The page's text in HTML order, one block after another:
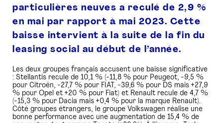
particulières neuves a reculé de 2,9 %
en mai par rapport à mai 2023. Cette
baisse intervient à la suite de la fin du
leasing social au début de l’année.
Les deux groupes français accusent une baisse significative
: Stellantis recule de 10,1 % (-11,8 % pour Peugeot, -9,5 %
pour Citroën, -27,7 % pour FIAT, -39,6 % pour DS mais +27,9
% pour Opel et +20 % pour Fiat) et Renault recule de 4,7 %
(-15,3 % pour Dacia mais +0,4 % pour la marque Renault).
Côté groupes étrangers, le groupe Volkswagen réalise une
bonne performance avec une augmentation de 15,4 % de